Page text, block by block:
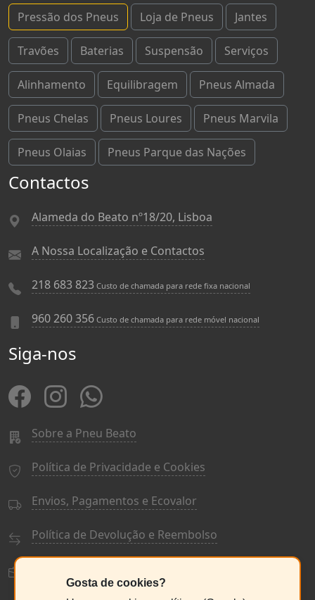
Pressão dos Pneus Loja de Pneus Jantes
Travões Baterias Suspensão Serviços
Alinhamento Equilibragem Pneus Almada
Pneus Chelas Pneus Loures Pneus Marvila
Pneus Olaias Pneus Parque das Nações
Contactos
Alameda do Beato nº18/20, Lisboa
A Nossa Localização e Contactos
218 683 823 Custo de chamada para rede fixa nacional
960 260 356 Custo de chamada para rede móvel nacional
Siga-nos
Sobre a Pneu Beato
Política de Privacidade e Cookies
Envios, Pagamentos e Ecovalor
Política de Devolução e Reembolso
Gosta de cookies?